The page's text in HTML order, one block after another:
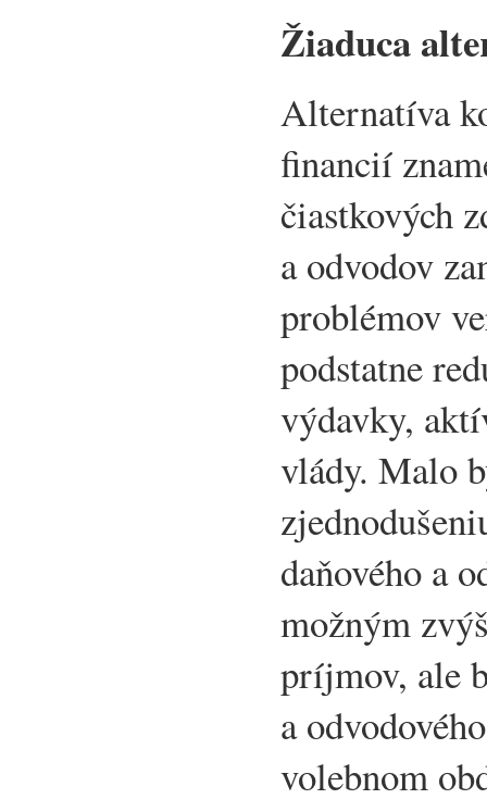
Žiaduca
Alternatíva
financií
čiastkových
a odvodov
problémov
podstatne
výdavky,
vlády. Malo
daňového a
možným
príjmov, ale
a
volebnom